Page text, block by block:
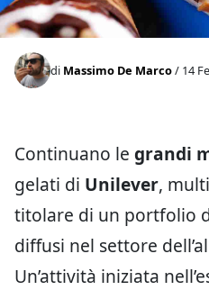
di Massimo De Marco/ 14
Continuano le grandi
gelati di Unilever,
titolare di un portfolio
diffusi nel settore
Un’attività iniziata